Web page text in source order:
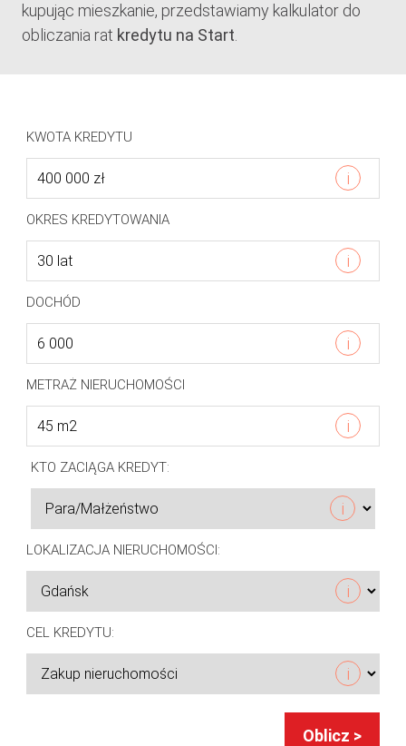
kupując mieszkanie, przedstawiamy kalkulator do
obliczania rat kredytu na Start
KWOTA KREDYTU
i
OKRES KREDYTOWANIA
i
DOCHÓD
i
METRAŻ NIERUCHOMOŚCI
i
KTO ZACIĄGA KREDYT:
i
LOKALIZACJA NIERUCHOMOŚCI:
i
CEL KREDYTU:
i
Oblicz >